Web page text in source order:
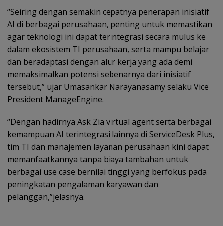
“Seiring dengan semakin cepatnya penerapan inisiatif
AI di berbagai perusahaan, penting untuk memastikan
agar teknologi ini dapat terintegrasi secara mulus ke
dalam ekosistem TI perusahaan, serta mampu belajar
dan beradaptasi dengan alur kerja yang ada demi
memaksimalkan potensi sebenarnya dari inisiatif
tersebut,” ujar Umasankar Narayanasamy selaku Vice
President ManageEngine.
“Dengan hadirnya Ask Zia virtual agent serta berbagai
kemampuan AI terintegrasi lainnya di ServiceDesk Plus,
tim TI dan manajemen layanan perusahaan kini dapat
memanfaatkannya tanpa biaya tambahan untuk
berbagai use case bernilai tinggi yang berfokus pada
peningkatan pengalaman karyawan dan
pelanggan,”jelasnya.